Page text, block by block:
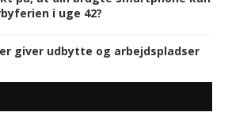
i uge 42?
giver udbytte og arbejdspladser